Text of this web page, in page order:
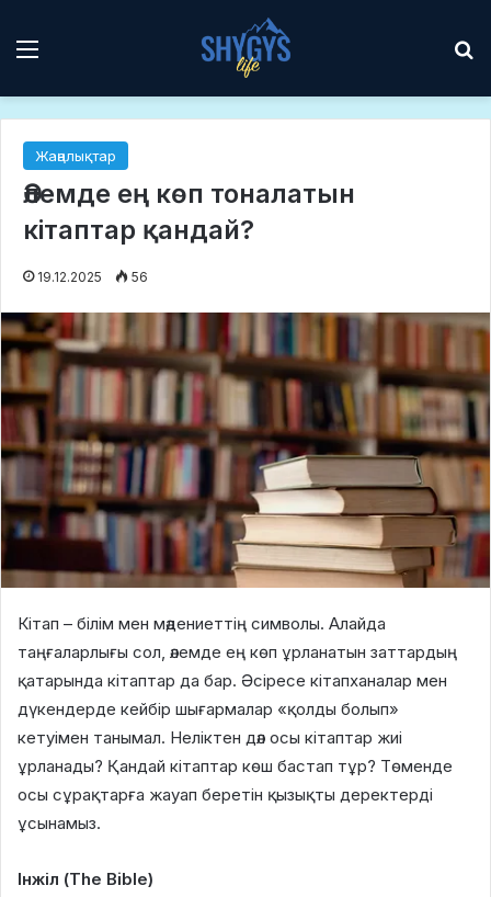
Мәзір
Жаңалықтар
Әлемде ең көп тоналатын
кітаптар қандай?
19.12.2025 56
Кітап – білім мен мәдениеттің символы. Алайда
таңғаларлығы сол, әлемде ең көп ұрланатын заттардың
қатарында кітаптар да бар. Әсіресе кітапханалар мен
дүкендерде кейбір шығармалар «қолды болып»
кетуімен танымал. Неліктен дәл осы кітаптар жиі
ұрланады? Қандай кітаптар көш бастап тұр? Төменде
осы сұрақтарға жауап беретін қызықты деректерді
ұсынамыз.
Інжіл (The Bible)